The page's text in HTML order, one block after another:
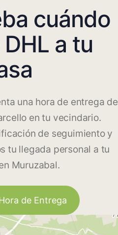
cuándo
a tu
una hora de entrega de
en tu vecindario.
de seguimiento y
tu llegada personal a tu
Muruzabal.
de Entrega